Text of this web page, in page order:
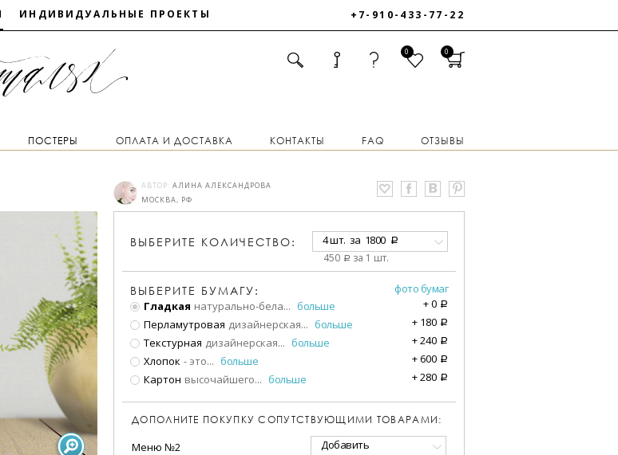
ИНДИВИДУАЛЬНЫЕ ПРОЕКТЫ +7-910-433-77-22
0 0
ПОСТЕРЫ ОПЛАТА И ДОСТАВКА КОНТАКТЫ FAQ ОТЗЫВЫ
АВТОР: АЛИНА АЛЕКСАНДРОВА
МОСКВА, РФ
ВЫБЕРИТЕ КОЛИЧЕСТВО: 4 шт. за 1800 a
450 a за 1 шт.
ВЫБЕРИТЕ БУМАГУ:
фото бумаг
Гладкая натурально-бела... больше +0 a
Перламутровая дизайнерская... больше + 180 a
Текстурная дизайнерская... больше +240 a
Хлопок - это... больше +600 a
Картон высочайшего... больше +280 a
ДОПОЛНИТЕ ПОКУПКУ СОПУТСТВУЮЩИМИ ТОВАРАМИ:
Меню №2 Добавить